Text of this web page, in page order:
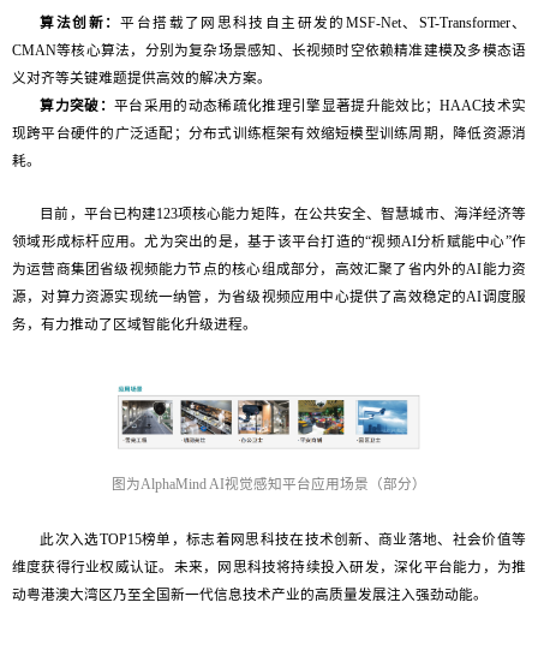
算法创新：平台搭载了网思科技自主研发的MSF-Net、ST-Transformer、
CMAN等核心算法，分别为复杂场景感知、长视频时空依赖精准建模及多模态语
义对齐等关键难题提供高效的解决方案。
算力突破：平台采用的动态稀疏化推理引擎显著提升能效比；HAAC技术实
现跨平台硬件的广泛适配；分布式训练框架有效缩短模型训练周期，降低资源消
耗。
目前，平台已构建123项核心能力矩阵，在公共安全、智慧城市、海洋经济等
领域形成标杆应用。尤为突出的是，基于该平台打造的“视频AI分析赋能中心”作
为运营商集团省级视频能力节点的核心组成部分，高效汇聚了省内外的AI能力资
源，对算力资源实现统一纳管，为省级视频应用中心提供了高效稳定的AI调度服
务，有力推动了区域智能化升级进程。
图为AlphaMind AI视觉感知平台应用场景（部分）
此次入选TOP15榜单，标志着网思科技在技术创新、商业落地、社会价值等
维度获得行业权威认证。未来，网思科技将持续投入研发，深化平台能力，为推
动粤港澳大湾区乃至全国新一代信息技术产业的高质量发展注入强劲动能。